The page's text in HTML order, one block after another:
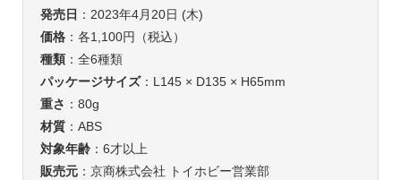
発売日 ：2023年4月20日 (木)
価格：各1,100円（税込）
種類：全6種類
パッケージサイズ：L145 × D135 × H65mm
重さ ：80g
材質：ABS
対象年齢：6才以上
販売元：京商株式会社 トイホビー営業部